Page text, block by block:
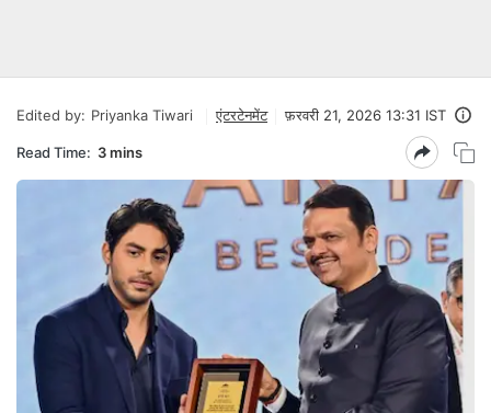
Edited by: Priyanka Tiwari एंटरटेनमेंट फ़रवरी 21, 2026 13:31 IST
Read Time: 3 mins